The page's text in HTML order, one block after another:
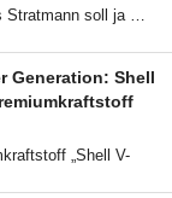
Stratmann soll ja …
Generation: Shell
„Shell V-